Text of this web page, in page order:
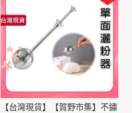
【台灣現貨】【賀野市集】不鏽